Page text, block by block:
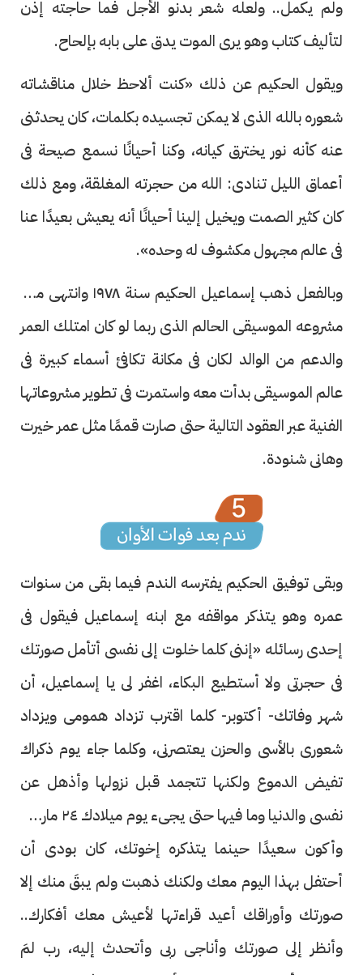
ولم يكمل.. ولعله شعر بدنو الأجل فما حاجته إذن
لتأليف كتاب وهو يرى الموت يدق على بابه بإلحاح.
ويقول الحكيم عن ذلك «كنت ألاحظ خلال مناقشاته
شعوره بالله الذى لا يمكن تجسيده بكلمات، كان يحدثنى
عنه كأنه نور يخترق كيانه، وكنا أحيانًا نسمع صيحة فى
أعماق الليل تنادى: الله من حجرته المغلقة، ومع ذلك
كان كثير الصمت ويخيل إلينا أحيانًا أنه يعيش بعيدًا عنا
فى عالم مجهول مكشوف له وحده».
وبالفعل ذهب إسماعيل الحكيم سنة ١٩٧٨ وانتهى معه
مشروعه الموسيقى الحالم الذى ربما لو كان امتلك العمر
والدعم من الوالد لكان فى مكانة تكافئ أسماء كبيرة فى
عالم الموسيقى بدأت معه واستمرت فى تطوير مشروعاتها
الفنية عبر العقود التالية حتى صارت قممًا مثل عمر خيرت
وهانى شنودة.
وبقى توفيق الحكيم يفترسه الندم فيما بقى من سنوات
عمره وهو يتذكر مواقفه مع ابنه إسماعيل فيقول فى
إحدى رسائله «إننى كلما خلوت إلى نفسى أتأمل صورتك
فى حجرتى ولا أستطيع البكاء، اغفر لى يا إسماعيل، أن
شهر وفاتك- أكتوبر- كلما اقترب تزداد همومى ويزداد
شعورى بالأسى والحزن يعتصرنى، وكلما جاء يوم ذكراك
تفيض الدموع ولكنها تتجمد قبل نزولها وأذهل عن
نفسى والدنيا وما فيها حتى يجىء يوم ميلادك ٢٤ مارس،
وأكون سعيدًا حينما يتذكره إخوتك، كان بودى أن
أحتفل بهذا اليوم معك ولكنك ذهبت ولم يبقَ منك إلا
صورتك وأوراقك أعيد قراءتها لأعيش معك أفكارك..
وأنظر إلى صورتك وأناجى ربى وأتحدث إليه، رب لمَ